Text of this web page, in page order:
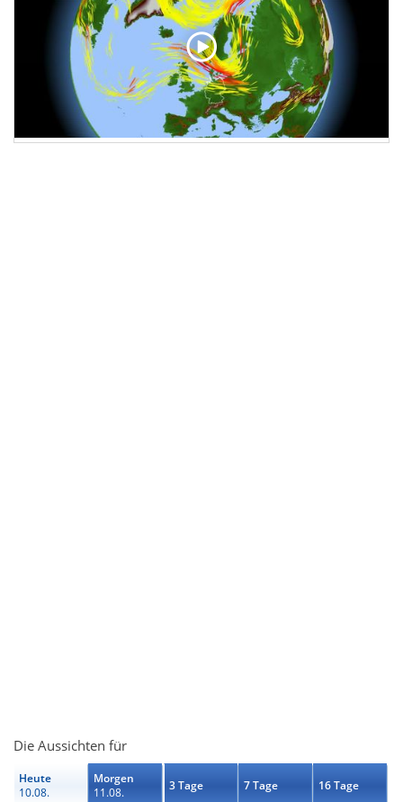
Die Aussichten für
Heute
10.08.
Morgen
11.08.
3 Tage 7 Tage 16 Tage